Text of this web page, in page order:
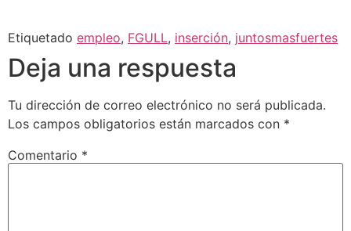
Etiquetado empleo, FGULL, inserción, juntosmasfuertes
Deja una respuesta
Tu dirección de correo electrónico no será publicada.
Los campos obligatorios están marcados con *
Comentario *